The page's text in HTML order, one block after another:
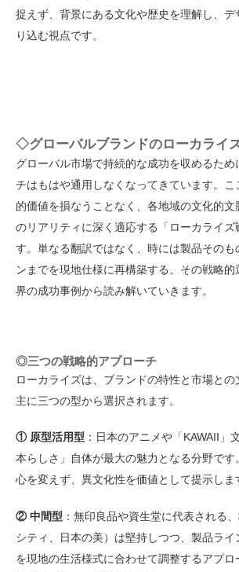
捉えず、背景にある文化や歴史を理解し、
り込む視点です。
◇グローバルブランドのローカライ
グローバル市場で持続的な成功を収めるた
チはもはや通用しなくなってきています。
的価値を損なうことなく、各地域の文化的
のリアリティに深く適応する「ローカライズ
す。単なる翻訳ではなく、時には製品その
ンまでを現地仕様に再構築する。その戦略
界の成功事例から読み解いていきます。
◎三つの戦略的アプローチ
ローカライズは、ブランドの特性と市場と
主に三つの型から選択されます。
① 原型活用型 ：日本のアニメや「KAWAII」
本らしさ」自体が最大の魅力となる分野で
心を変えず、異文化性を価値として提示しま
② 中間型 ：無印良品や資生堂に代表される
シティ、日本の美）は堅持しつつ、製品ラ
を現地の生活様式に合わせて調整するアプ